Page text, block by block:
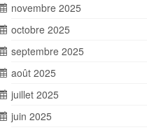
novembre 2025
octobre 2025
septembre 2025
août 2025
juillet 2025
juin 2025